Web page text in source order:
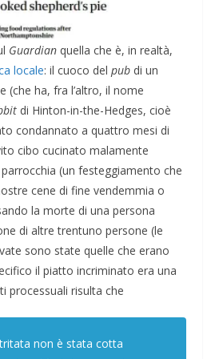
Guardian quella che è, in realtà,
locale: il cuoco del pub di un
(che ha, fra l’altro, il nome
di Hinton-in-the-Hedges, cioè
condannato a quattro mesi di
cibo cucinato malamente
parrocchia (un festeggiamento che
cene di fine vendemmia o
la morte di una persona
di altre trentuno persone (le
sono state quelle che erano
il piatto incriminato era una
processuali risulta che
non è stata cotta